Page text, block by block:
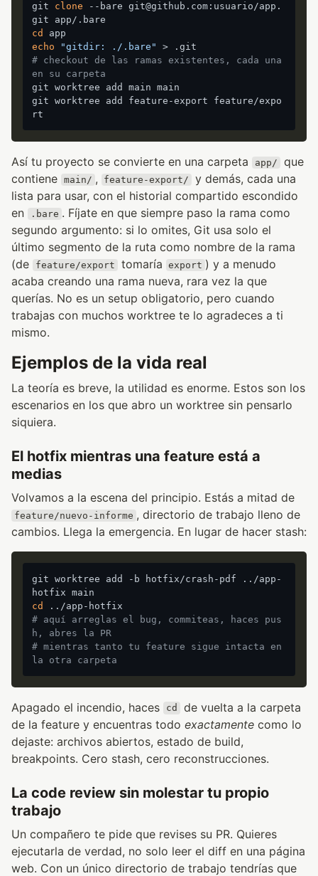
git clone --bare git@github.com:usuario/app.
cd
echo
"gitdir: ./.bare"
# checkout de las ramas existentes, cada una
en su carpeta
git worktree add main main
git worktree add feature-export feature/expo
Así tu proyecto se convierte en una carpeta app/
que
contiene main/ , feature-export/
y demás, cada una
lista para usar, con el historial compartido escondido
en
.bare . Fíjate en que siempre paso la rama como
segundo argumento: si lo omites, Git usa solo el
último segmento de la ruta como nombre de la rama
(de
feature/export tomaría export ) y a menudo
acaba creando una rama nueva, rara vez la que
querías. No es un setup obligatorio, pero cuando
trabajas con muchos worktree te lo agradeces a ti
mismo.
Ejemplos de la vida real
La teoría es breve, la utilidad es enorme. Estos son los
escenarios en los que abro un worktree sin pensarlo
siquiera.
El hotfix mientras una feature está a
medias
Volvamos a la escena del principio. Estás a mitad de
feature/nuevo-informe , directorio de trabajo lleno de
cambios. Llega la emergencia. En lugar de hacer stash:
git worktree add -b hotfix/crash-pdf ../app-
cd
# aquí arreglas el bug, commiteas, haces pus
h, abres la PR
# mientras tanto tu feature sigue intacta en
la otra carpeta
Apagado el incendio, haces cd
de vuelta a la carpeta
de la feature y encuentras todo exactamente como lo
dejaste: archivos abiertos, estado de build,
breakpoints. Cero stash, cero reconstrucciones.
La code review sin molestar tu propio
trabajo
Un compañero te pide que revises su PR. Quieres
ejecutarla de verdad, no solo leer el diff en una página
web. Con un único directorio de trabajo tendrías que